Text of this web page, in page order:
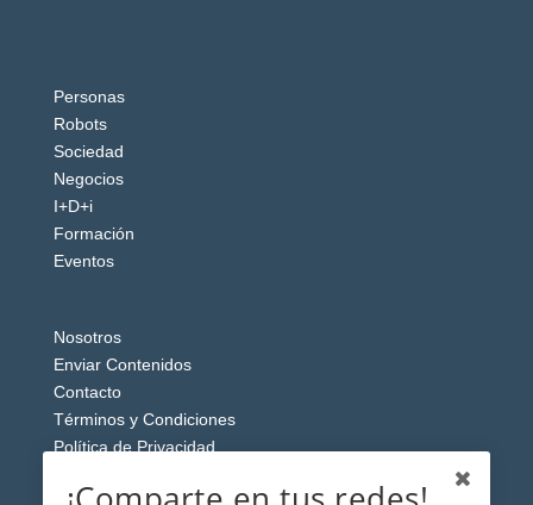
Personas
Robots
Sociedad
Negocios
I+D+i
Formación
Eventos
Nosotros
Enviar Contenidos
Contacto
Términos y Condiciones
Política de Privacidad